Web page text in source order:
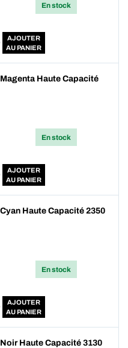
En stock
AJOUTER
AU PANIER
Haute Capacité
En stock
AJOUTER
AU PANIER
Haute Capacité 2350
En stock
AJOUTER
AU PANIER
Haute Capacité 3130